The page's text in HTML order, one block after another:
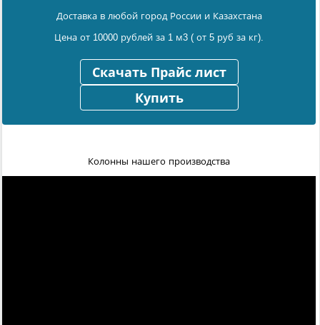
Доставка в любой город России и Казахстана
Цена от 10000 рублей за 1 м3 ( от 5 руб за кг).
Скачать Прайс лист
Купить
Колонны нашего производства